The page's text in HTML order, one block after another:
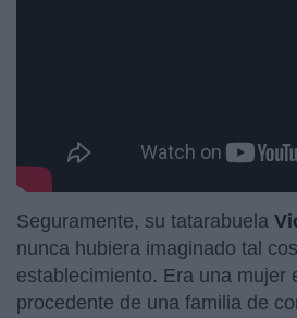
Seguramente, su tatarabuela
nunca hubiera imaginado tal
establecimiento. Era una mujer
procedente de una familia de